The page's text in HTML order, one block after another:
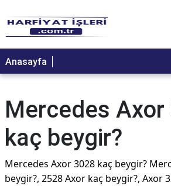
Anasayfa
Mercedes Axor
kaç beygir?
Mercedes Axor 3028 kaç beygir?
beygir?, 2528 Axor kaç beygir?, Axor